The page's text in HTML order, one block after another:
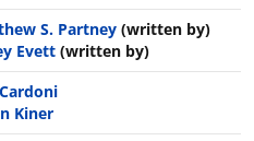
S. Partney (written by)
Evett (written by)
Kiner